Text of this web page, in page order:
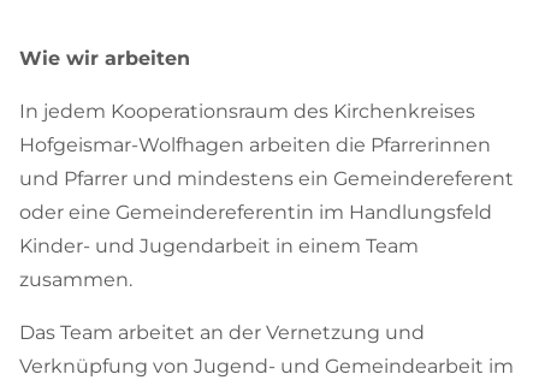
Wie wir arbeiten
In jedem Kooperationsraum des Kirchenkreises
Hofgeismar-Wolfhagen arbeiten die Pfarrerinnen
und Pfarrer und mindestens ein Gemeindereferent
oder eine Gemeindereferentin im Handlungsfeld
Kinder- und Jugendarbeit in einem Team
zusammen.
Das Team arbeitet an der Vernetzung und
Verknüpfung von Jugend- und Gemeindearbeit im